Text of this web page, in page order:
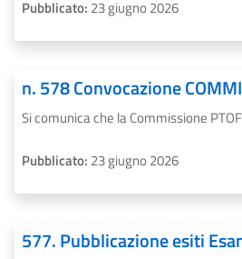
Pubblicato: 23 giugno 2026
n. 578 Convocazione
Si comunica che la Commissione
Pubblicato: 23 giugno 2026